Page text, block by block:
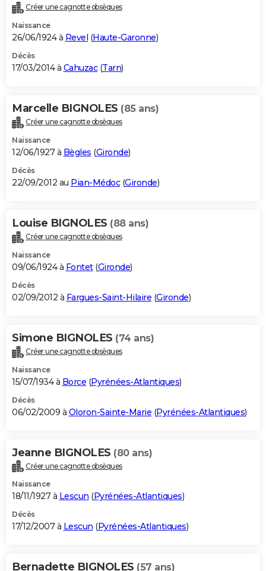
Créer une cagnotte obsèques
Naissance
26/06/1924 à Revel (Haute-Garonne)
Décès
17/03/2014 à Cahuzac(Tarn)
Marcelle BIGNOLES (85 ans)
Créer une cagnotte obsèques
Naissance
12/06/1927 à Bègles (Gironde)
Décès
22/09/2012 au Pian-Médoc(Gironde)
Louise BIGNOLES (88 ans)
Créer une cagnotte obsèques
Naissance
09/06/1924 à Fontet(Gironde)
Décès
02/09/2012 à Fargues-Saint-Hilaire (Gironde)
Simone BIGNOLES (74 ans)
Créer une cagnotte obsèques
Naissance
15/07/1934 à Borce (Pyrénées-Atlantiques)
Décès
06/02/2009 à Oloron-Sainte-Marie (Pyrénées-Atlantiques)
Jeanne BIGNOLES (80 ans)
Créer une cagnotte obsèques
Naissance
18/11/1927 à Lescun (Pyrénées-Atlantiques)
Décès
17/12/2007 à Lescun (Pyrénées-Atlantiques)
Bernadette BIGNOLES (57 ans)